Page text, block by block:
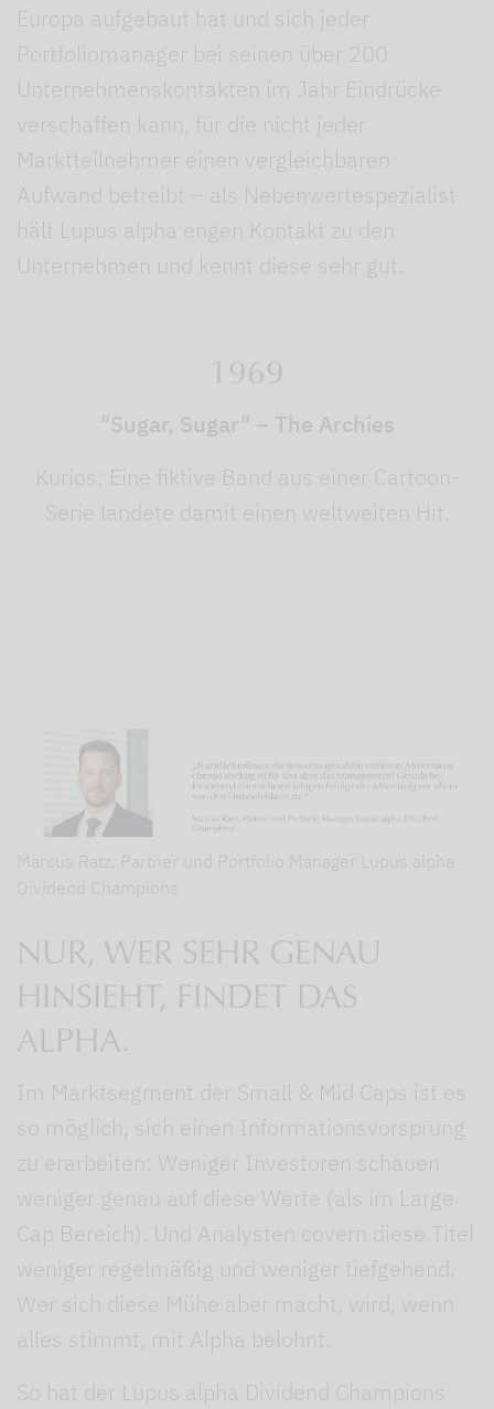
Europa aufgebaut hat und sich jeder
Portfoliomanager bei seinen über 200
Unternehmenskontakten im Jahr Eindrücke
verschaffen kann, für die nicht jeder
Marktteilnehmer einen vergleichbaren
Aufwand betreibt – als Nebenwertespezialist
hält Lupus alpha engen Kontakt zu den
Unternehmen und kennt diese sehr gut.
1969
"Sugar, Sugar" – The Archies
Kurios: Eine fiktive Band aus einer Cartoon-
Serie landete damit einen weltweiten Hit.
Marcus Ratz, Partner und Portfolio Manager Lupus alpha
Dividend Champions
NUR, WER SEHR GENAU
HINSIEHT, FINDET DAS
ALPHA.
Im Marktsegment der Small & Mid Caps ist es
so möglich, sich einen Informationsvorsprung
zu erarbeiten: Weniger Investoren schauen
weniger genau auf diese Werte (als im Large
Cap Bereich). Und Analysten covern diese Titel
weniger regelmäßig und weniger tiefgehend.
Wer sich diese Mühe aber macht, wird, wenn
alles stimmt, mit Alpha belohnt.
So hat der Lupus alpha Dividend Champions